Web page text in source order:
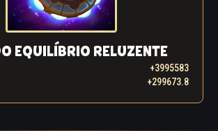
EQUILÍBRIO RELUZENTE
+3995583
+299673.8